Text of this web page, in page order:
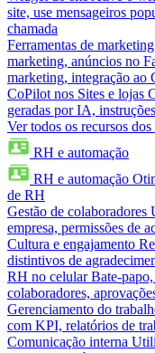
site, use mensageiros
chamada
Ferramentas de
marketing, anúncios no
marketing, integração ao
CoPilot nos Sites e lojas
geradas por IA,
Ver todos os recursos
RH e automação
RH e automação
de RH
Gestão de colaboradores
empresa, permissões de
Cultura e engajamento
distintivos de
RH no celular Bate-
colaboradores,
Gerenciamento do
com KPI, relatórios de
Comunicação interna